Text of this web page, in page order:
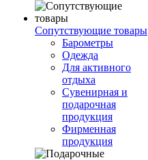
Сопутствующие товары
Барометры
Одежда
Для активного
отдыха
Сувенирная и
подарочная
продукция
Фирменная
продукция